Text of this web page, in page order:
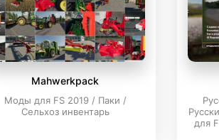
Mahwerkpack
Моды для FS 2019 / Паки /
Сельхоз инвентарь
для